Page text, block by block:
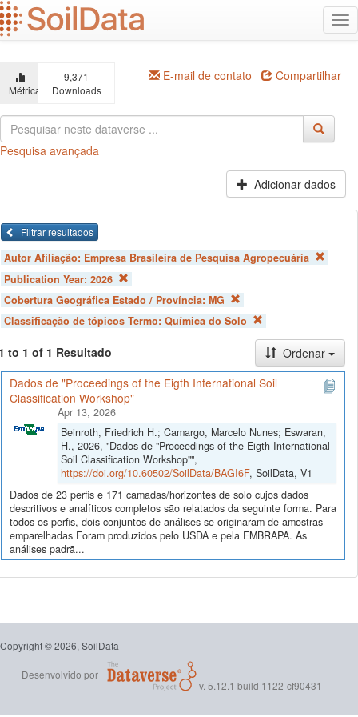
Ir
para
o
principal
Métricas
9,371
Downloads
E-mail de contato Compartilhar
Pesquisa avançada
Adicionar dados
Filtrar resultados
Autor Afiliação: Empresa Brasileira de Pesquisa Agropecuária
Publication Year: 2026
Cobertura Geográfica Estado / Província: MG
Classificação de tópicos Termo: Química do Solo
to 1 of 1 Resultado
Ordenar
Dados de "Proceedings of the Eigth International Soil
Classification Workshop"
Apr 13, 2026
Beinroth, Friedrich H.; Camargo, Marcelo Nunes; Eswaran,
H., 2026, "Dados de "Proceedings of the Eigth International
Soil Classification Workshop"",
https://doi.org/10.60502/SoilData/BAGI6F, SoilData, V1
Dados de 23 perfis e 171 camadas/horizontes de solo cujos dados
descritivos e analíticos completos são relatados da seguinte forma. Para
todos os perfis, dois conjuntos de análises se originaram de amostras
emparelhadas Foram produzidos pelo USDA e pela EMBRAPA. As
análises padrã...
Copyright © 2026, SoilData
Desenvolvido por
v. 5.12.1 build 1122-cf90431